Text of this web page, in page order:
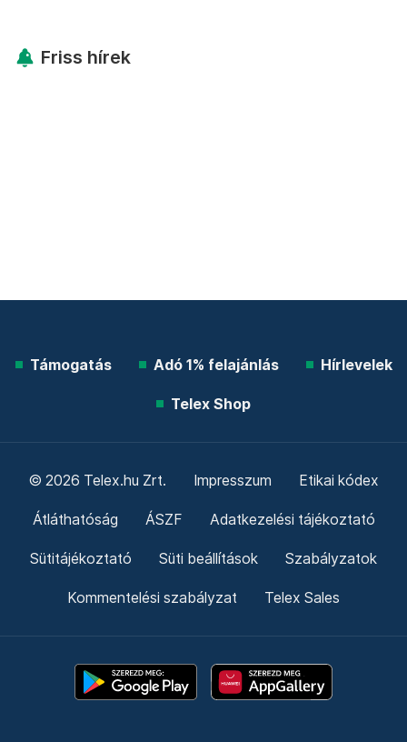
Friss hírek
Támogatás Adó 1% felajánlás Hírlevelek
Telex Shop
© 2026 Telex.hu Zrt. Impresszum Etikai kódex
Átláthatóság ÁSZF Adatkezelési tájékoztató
Sütitájékoztató Süti beállítások Szabályzatok
Kommentelési szabályzat Telex Sales